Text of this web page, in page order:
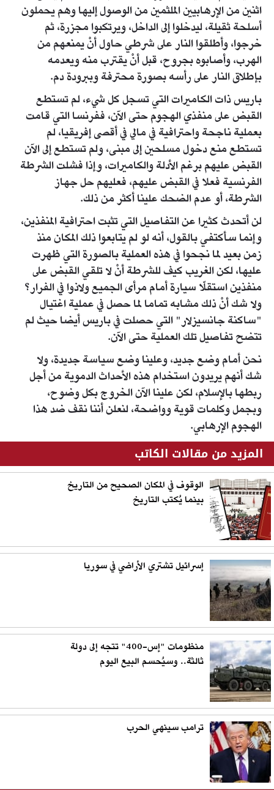
اثنين من الإرهابيين الملثمين من الوصول إليها وهم يحملون
أسلحة ثقيلة، ليدخلوا إلى الداخل، ويرتكبوا مجزرة، ثم
خرجوا، وأطلقوا النار على شرطي حاول أنْ يمنعهم من
الهرب، وأصابوه بجروح، قبل أنْ يقترب منه ويعدمه
بإطلاق النار على رأسه بصورة محترفة وببرودة دم.
باريس ذات الكاميرات التي تسجل كل شيء، لم تستطع
القبض على منفذي الهجوم حتى الآن، ففرنسا التي قامت
بعملية ناجحة واحترافية في مالي في أقصى إفريقيا، لم
تستطع منع دخول مسلحين إلى مبنى، ولم تستطع إلى الآن
القبض عليهم برغم الأدلة والكاميرات، وإذا فشلت الشرطة
الفرنسية فعلا في القبض عليهم، فعليهم حل جهاز
الشرطة، أو عدم الضحك علينا أكثر من ذلك.
لن أتحدث كثيرا عن التفاصيل التي تثبت احترافية المنفذين،
وإنما سأكتفي بالقول، أنه لو لم يتابعوا ذلك المكان منذ
زمن بعيد لما نجحوا في هذه العملية بالصورة التي ظهرت
عليها، لكن الغريب كيف للشرطة أنْ لا تلقي القبض على
منفذين استقلّا سيارة أمام مرأى الجميع ولاذوا في الفرار؟
ولا شك أنْ ذلك مشابه تماما لما حصل في عملية اغتيال
"ساكنة جانسيزلار" التي حصلت في باريس أيضا حيث لم
تتضح تفاصيل تلك العملية حتى الآن.
نحن أمام وضع جديد، وعلينا وضع سياسة جديدة، ولا
شك أنهم يريدون استخدام هذه الأحداث الدموية من أجل
ربطها بالإسلام، لكن علينا الآن الخروج بكل وضوح،
وبجمل وكلمات قوية وواضحة، لنعلن أننا نقف ضد هذا
الهجوم الإرهابي.
المزيد من مقالات الكاتب
الوقوف في المكان الصحيح من التاريخ
بينما يُكتب التاريخ
إسرائيل تشتري الأراضي في سوريا
منظومات "إس-400" تتجه إلى دولة
ثالثة.. وسيُحسم البيع اليوم
ترامب سينهي الحرب